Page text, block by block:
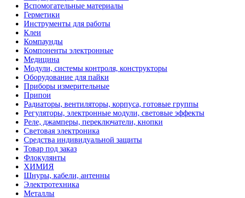
Вспомогательные материалы
Герметики
Инструменты для работы
Клеи
Компаунды
Компоненты электронные
Медицина
Модули, системы контроля, конструкторы
Оборудование для пайки
Приборы измерительные
Припои
Радиаторы, вентиляторы, корпуса, готовые группы
Регуляторы, электронные модули, световые эффекты
Реле, джамперы, переключатели, кнопки
Световая электроника
Средства индивидуальной защиты
Товар под заказ
Флокулянты
ХИМИЯ
Шнуры, кабели, антенны
Электротехника
Металлы